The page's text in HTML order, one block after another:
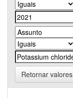
Retornar valores